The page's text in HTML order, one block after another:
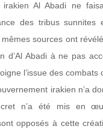
Al Abadi ne
des tribus
sources ont
d’Al Abadi à ne pas
l’issue des combats
irakien n’a
n’a été mis en
opposés à cette